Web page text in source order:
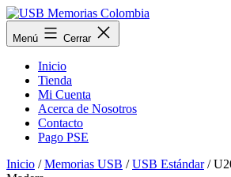
Saltar
al
contenido
USB
Memorias
Menú Cerrar
Inicio
Tienda
Mi Cuenta
Acerca de Nosotros
Contacto
Pago PSE
Inicio /Memorias USB /USB Estándar/